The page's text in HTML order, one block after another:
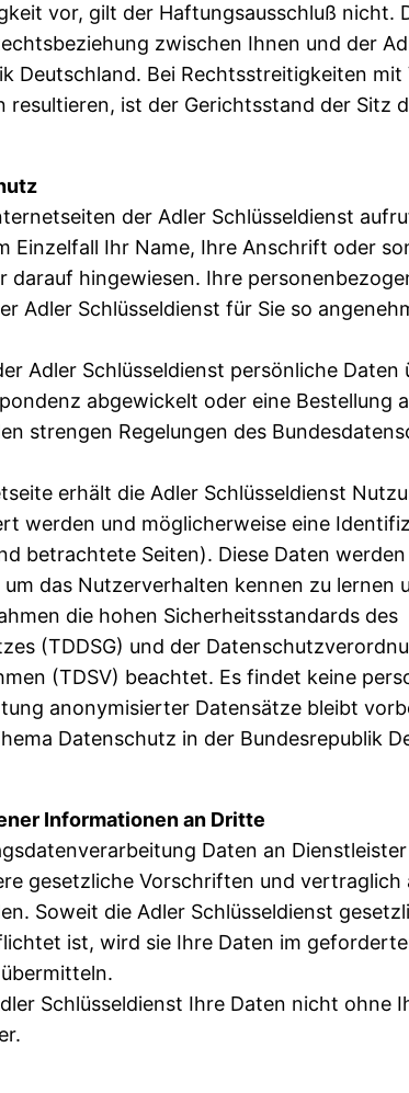
vor, gilt der Haftungsausschluß nicht.
zwischen Ihnen und der
Deutschland. Bei Rechtsstreitigkeiten
ist der Gerichtsstand der Sitz
der Adler Schlüsseldienst
Einzelfall Ihr Name, Ihre Anschrift oder
darauf hingewiesen. Ihre
Adler Schlüsseldienst für Sie so
Adler Schlüsseldienst persönliche
abgewickelt oder eine Bestellung
strengen Regelungen des
erhält die Adler Schlüsseldienst
werden und möglicherweise eine
betrachtete Seiten). Diese Daten
das Nutzerverhalten kennen zu lernen
die hohen Sicherheitsstandards des
(TDDSG) und der
(TDSV) beachtet. Es findet keine
anonymisierter Datensätze bleibt
Datenschutz in der Bundesrepublik
Informationen an Dritte
Daten an
gesetzliche Vorschriften und
Soweit die Adler Schlüsseldienst
ist, wird sie Ihre Daten im
Schlüsseldienst Ihre Daten nicht ohne